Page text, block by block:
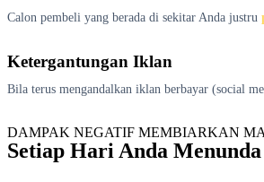
Calon pembeli yang berada di sekitar Anda justru
Ketergantungan Iklan
Bila terus mengandalkan iklan berbayar (social
DAMPAK NEGATIF MEMBIARKAN
Setiap Hari Anda